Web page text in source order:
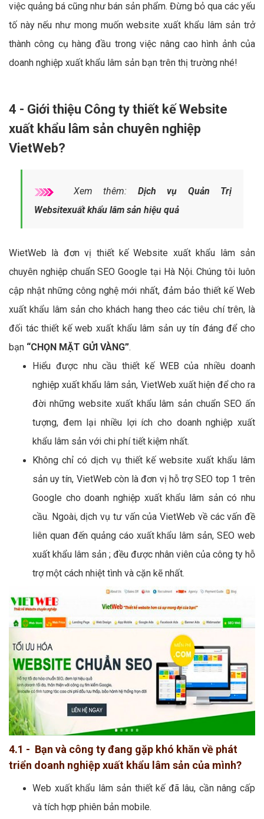
việc quảng bá cũng như bán sản phẩm. Đừng bỏ qua các yếu
tố này nếu như mong muốn website xuất khẩu lâm sản trở
thành công cụ hàng đầu trong việc nâng cao hình ảnh của
doanh nghiệp xuất khẩu lâm sản bạn trên thị trường nhé!
4 - Giới thiệu Công ty thiết kế Website
xuất khẩu lâm sản chuyên nghiệp
VietWeb?
Xem thêm: Dịch vụ Quản Trị
Websitexuất khẩu lâm sản hiệu quả
WietWeb là đơn vị thiết kế Website xuất khẩu lâm sản
chuyên nghiệp chuẩn SEO Google tại Hà Nội. Chúng tôi luôn
cập nhật những công nghệ mới nhất, đảm bảo thiết kế Web
xuất khẩu lâm sản cho khách hang theo các tiêu chí trên, là
đối tác thiết kế web xuất khẩu lâm sản uy tín đáng để cho
bạn “CHỌN MẶT GỬI VÀNG”.
Hiểu được nhu cầu thiết kế WEB của nhiều doanh
nghiệp xuất khẩu lâm sản, VietWeb xuất hiện để cho ra
đời những website xuất khẩu lâm sản chuẩn SEO ấn
tượng, đem lại nhiều lợi ích cho doanh nghiệp xuất
khẩu lâm sản với chi phí tiết kiệm nhất.
Không chỉ có dịch vụ thiết kế website xuất khẩu lâm
sản uy tín, VietWeb còn là đơn vị hỗ trợ SEO top 1 trên
Google cho doanh nghiệp xuất khẩu lâm sản có nhu
cầu. Ngoài, dịch vụ tư vấn của VietWeb về các vấn đề
liên quan đến quảng cáo xuất khẩu lâm sản, SEO web
xuất khẩu lâm sản ; đều được nhân viên của công ty hỗ
trợ một cách nhiệt tình và cặn kẽ nhất.
4.1 - Bạn và công ty đang gặp khó khăn về phát
triển doanh nghiệp xuất khẩu lâm sản của mình?
Web xuất khẩu lâm sản thiết kế đã lâu, cần nâng cấp
và tích hợp phiên bản mobile.